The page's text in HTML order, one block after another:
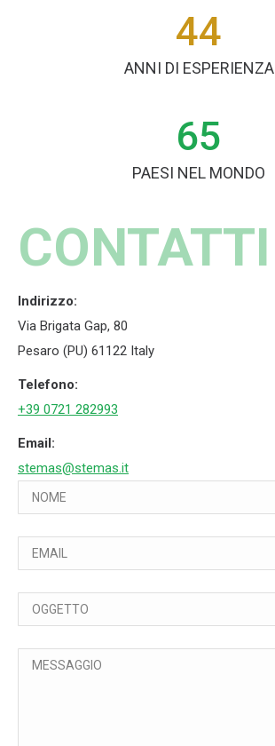
44
ANNI DI ESPERIENZA
65
PAESI NEL MONDO
CONTATTI
Indirizzo:
Via Brigata Gap, 80
Pesaro (PU) 61122 Italy
Telefono:
+39 0721 282993
Email:
stemas@stemas.it